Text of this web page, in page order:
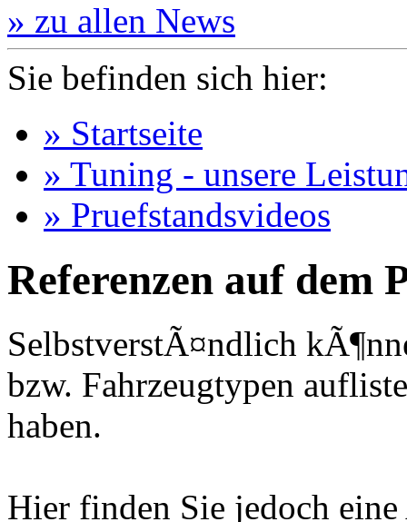
» zu allen News
Sie befinden sich hier:
» Startseite
» Tuning - unsere
» Pruefstandsvideos
Referenzen auf dem
SelbstverstÃ¤ndlich
bzw. Fahrzeugtypen
haben.
Hier finden Sie jedoch